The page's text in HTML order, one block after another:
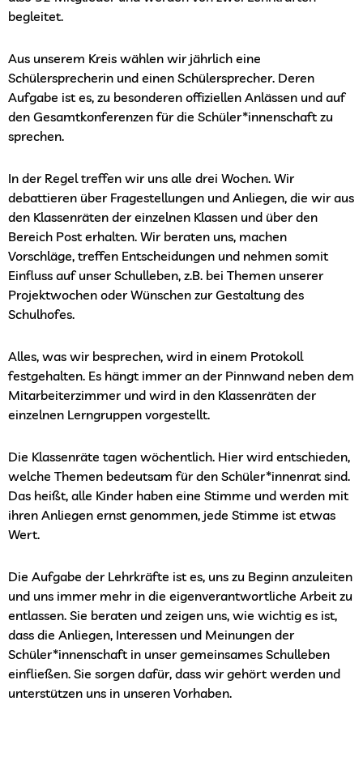
begleitet.
Aus unserem Kreis wählen wir jährlich eine
Schülersprecherin und einen Schülersprecher. Deren
Aufgabe ist es, zu besonderen offiziellen Anlässen und auf
den Gesamtkonferenzen für die Schüler*innenschaft zu
sprechen.
In der Regel treffen wir uns alle drei Wochen. Wir
debattieren über Fragestellungen und Anliegen, die wir aus
den Klassenräten der einzelnen Klassen und über den
Bereich Post erhalten. Wir beraten uns, machen
Vorschläge, treffen Entscheidungen und nehmen somit
Einfluss auf unser Schulleben, z.B. bei Themen unserer
Projektwochen oder Wünschen zur Gestaltung des
Schulhofes.
Alles, was wir besprechen, wird in einem Protokoll
festgehalten. Es hängt immer an der Pinnwand neben dem
Mitarbeiterzimmer und wird in den Klassenräten der
einzelnen Lerngruppen vorgestellt.
Die Klassenräte tagen wöchentlich. Hier wird entschieden,
welche Themen bedeutsam für den Schüler*innenrat sind.
Das heißt, alle Kinder haben eine Stimme und werden mit
ihren Anliegen ernst genommen, jede Stimme ist etwas
Wert.
Die Aufgabe der Lehrkräfte ist es, uns zu Beginn anzuleiten
und uns immer mehr in die eigenverantwortliche Arbeit zu
entlassen. Sie beraten und zeigen uns, wie wichtig es ist,
dass die Anliegen, Interessen und Meinungen der
Schüler*innenschaft in unser gemeinsames Schulleben
einfließen. Sie sorgen dafür, dass wir gehört werden und
unterstützen uns in unseren Vorhaben.